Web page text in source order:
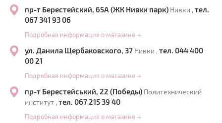
пр-т Берестейский, 65А (ЖК Нивки парк) Нивки , тел.
067 341 93 06
Подробная информация о магазине →
ул. Данила Щербаковского, 37 Нивки , тел. 044 400
00 21
Подробная информация о магазине →
пр-т Берестейський, 22 (Победы) Политехнический
институт , тел. 067 215 39 40
Подробная информация о магазине →